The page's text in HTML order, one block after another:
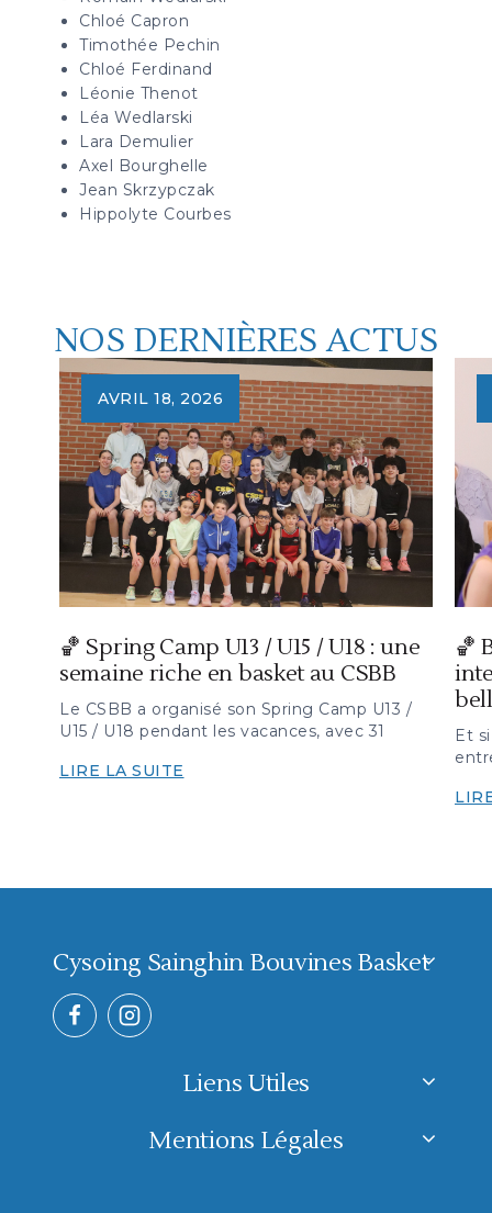
Chloé Capron
Timothée Pechin
Chloé Ferdinand
Léonie Thenot
Léa Wedlarski
Lara Demulier
Axel Bourghelle
Jean Skrzypczak
Hippolyte Courbes
NOS DERNIÈRES ACTUS
AVRIL 18, 2026
🏀 Spring Camp U13 / U15 / U18 : une
semaine riche en basket au CSBB
Le CSBB a organisé son Spring Camp U13 /
U15 / U18 pendant les vacances, avec 31
LIRE LA SUITE
🏀
Et
Cysoing Sainghin Bouvines Basket
Liens Utiles
Mentions Légales